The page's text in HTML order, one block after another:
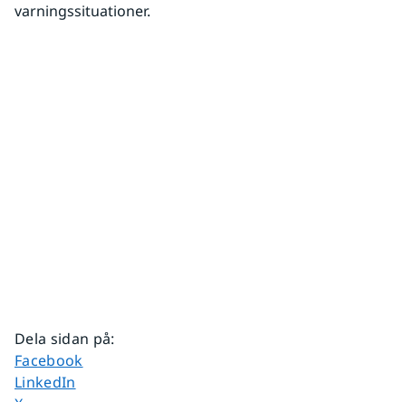
varningssituationer.
Dela sidan på:
Dela sidan på
Facebook
Dela sidan på
LinkedIn